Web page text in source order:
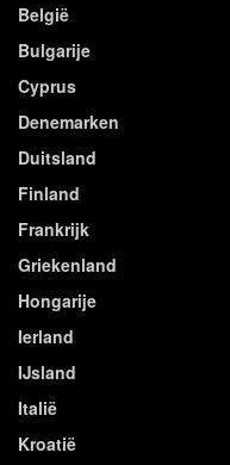
België
Bulgarije
Cyprus
Denemarken
Duitsland
Finland
Frankrijk
Griekenland
Hongarije
Ierland
IJsland
Italië
Kroatië